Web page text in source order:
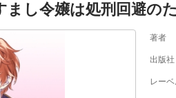
し令嬢は処刑回避の
著者
出版社
レー